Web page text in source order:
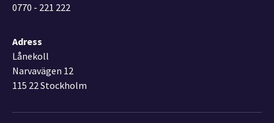
0770 - 221 222
Adress
Lånekoll
Narvavägen 12
115 22 Stockholm